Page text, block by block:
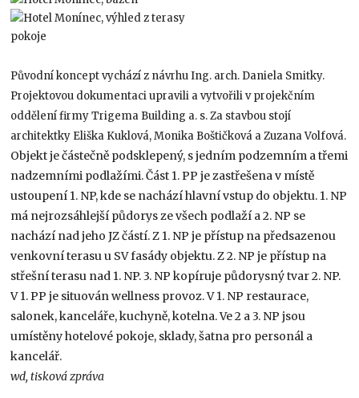
Původní koncept vychází z návrhu Ing. arch. Daniela Smitky.
Projektovou dokumentaci upravili a vytvořili v projekčním
oddělení firmy Trigema Building a. s. Za stavbou stojí
architektky Eliška Kuklová, Monika Boštičková a Zuzana Volfová.
Objekt je částečně podsklepený, s jedním podzemním a třemi
nadzemními podlažími. Část 1. PP je zastřešena v místě
ustoupení 1. NP, kde se nachází hlavní vstup do objektu. 1. NP
má nejrozsáhlejší půdorys ze všech podlaží a 2. NP se
nachází nad jeho JZ částí. Z 1. NP je přístup na předsazenou
venkovní terasu u SV fasády objektu. Z 2. NP je přístup na
střešní terasu nad 1. NP. 3. NP kopíruje půdorysný tvar 2. NP.
V 1. PP je situován wellness provoz. V 1. NP restaurace,
salonek, kanceláře, kuchyně, kotelna. Ve 2 a 3. NP jsou
umístěny hotelové pokoje, sklady, šatna pro personál a
kancelář.
wd, tisková zpráva